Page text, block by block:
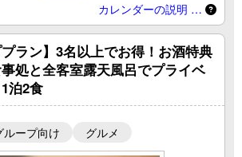
カレンダーの説明 …
プラン】3名以上でお得！お酒特典
処と全客室露天風呂でプライベ
泊2食
ループ向け グルメ